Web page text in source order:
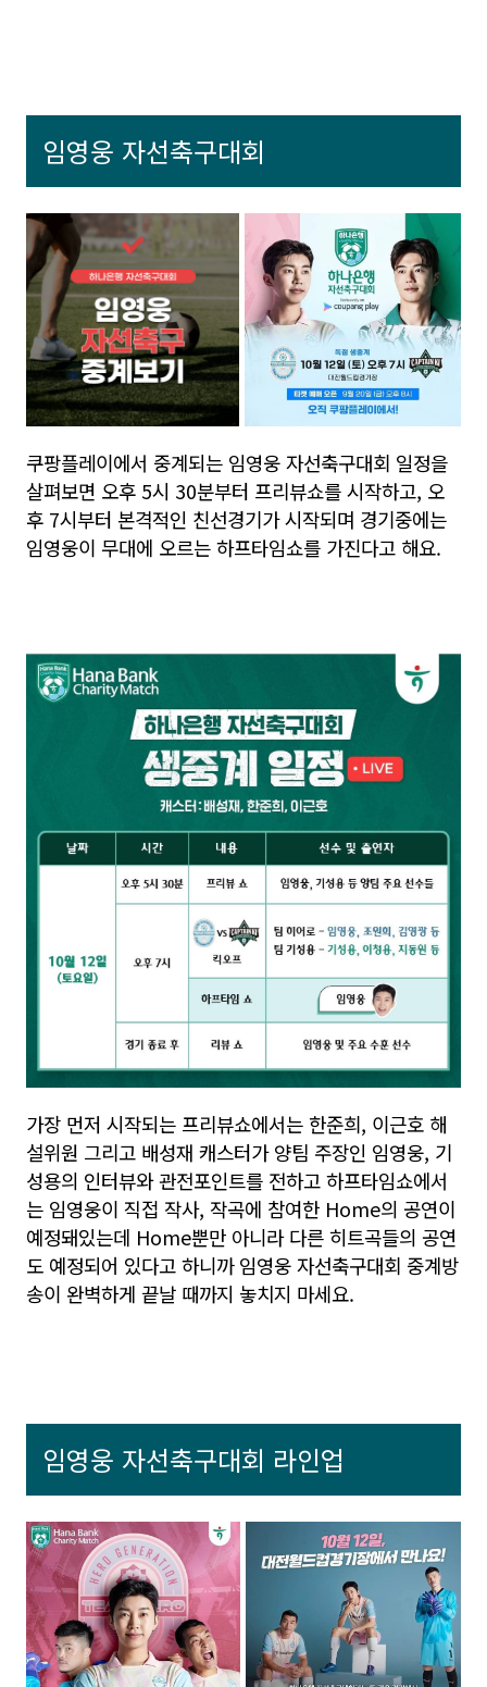
임영웅 자선축구대회
쿠팡플레이에서 중계되는 임영웅 자선축구대회 일정을
살펴보면 오후 5시 30분부터 프리뷰쇼를 시작하고, 오
후 7시부터 본격적인 친선경기가 시작되며 경기중에는
임영웅이 무대에 오르는 하프타임쇼를 가진다고 해요.
가장 먼저 시작되는 프리뷰쇼에서는 한준희, 이근호 해
설위원 그리고 배성재 캐스터가 양팀 주장인 임영웅, 기
성용의 인터뷰와 관전포인트를 전하고 하프타임쇼에서
는 임영웅이 직접 작사, 작곡에 참여한 Home의 공연이
예정돼있는데 Home뿐만 아니라 다른 히트곡들의 공연
도 예정되어 있다고 하니까 임영웅 자선축구대회 중계방
송이 완벽하게 끝날 때까지 놓치지 마세요.
임영웅 자선축구대회 라인업